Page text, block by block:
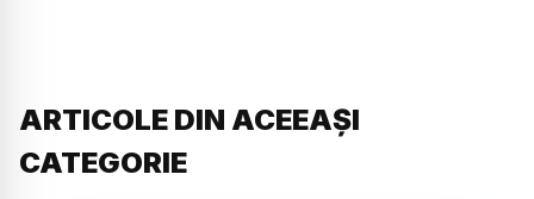
ARTICOLE DIN ACEEAȘI
CATEGORIE